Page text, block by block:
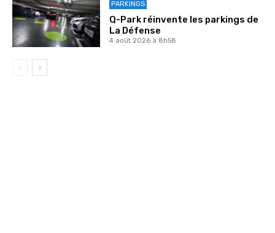
PARKINGS
Q-Park réinvente les parkings de
La Défense
4 août 2026 à 8h58